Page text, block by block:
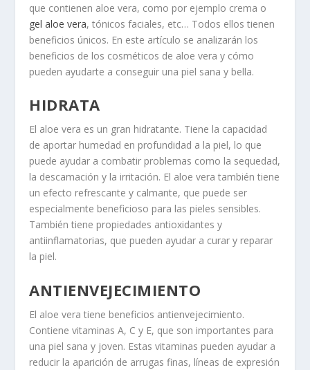
que contienen aloe vera, como por ejemplo crema o
gel aloe vera, tónicos faciales, etc… Todos ellos tienen
beneficios únicos. En este artículo se analizarán los
beneficios de los cosméticos de aloe vera y cómo
pueden ayudarte a conseguir una piel sana y bella.
HIDRATA
El aloe vera es un gran hidratante. Tiene la capacidad
de aportar humedad en profundidad a la piel, lo que
puede ayudar a combatir problemas como la sequedad,
la descamación y la irritación. El aloe vera también tiene
un efecto refrescante y calmante, que puede ser
especialmente beneficioso para las pieles sensibles.
También tiene propiedades antioxidantes y
antiinflamatorias, que pueden ayudar a curar y reparar
la piel.
ANTIENVEJECIMIENTO
El aloe vera tiene beneficios antienvejecimiento.
Contiene vitaminas A, C y E, que son importantes para
una piel sana y joven. Estas vitaminas pueden ayudar a
reducir la aparición de arrugas finas, líneas de expresión